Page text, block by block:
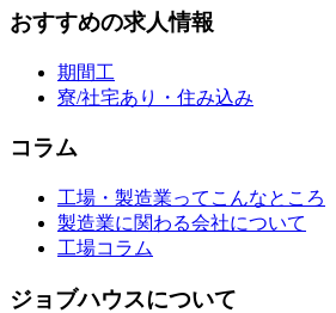
おすすめの求人情報
期間工
寮/社宅あり・住み込み
コラム
工場・製造業ってこんなところ
製造業に関わる会社について
工場コラム
ジョブハウスについて